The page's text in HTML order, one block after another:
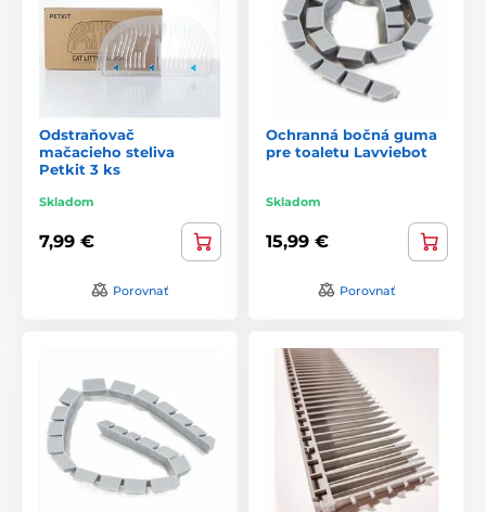
Odstraňovač
mačacieho steliva
Petkit 3 ks
Skladom
7,99 €
Porovnať
Ochranná bočná guma
pre toaletu Lavviebot
Skladom
15,99 €
Porovnať